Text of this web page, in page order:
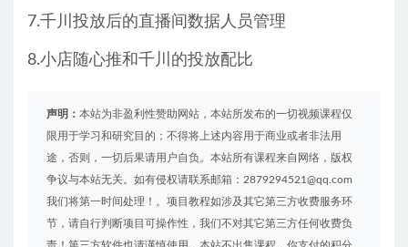
7.千川投放后的直播间数据人员管理
8.小店随心推和千川的投放配比
声明： 本站为非盈利性赞助网站，本站所发布的一切视频课程仅
限用于学习和研究目的；不得将上述内容用于商业或者非法用
途，否则，一切后果请用户自负。本站所有课程来自网络，版权
争议与本站无关。如有侵权请联系邮箱：2879294521@qq.com
我们将第一时间处理！。项目教程如涉及其它第三方收费服务环
节，请自行判断项目可操作性，我们不对其它第三方任何收费负